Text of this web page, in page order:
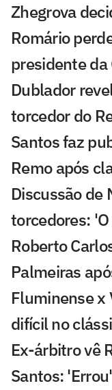
Zhegrova
Romário
presidente da
Dublador
torcedor do
Santos faz
Remo após
Discussão de
torcedores:
Roberto
Palmeiras
Fluminense x
difícil no
Ex-árbitro vê
Santos: 'Errou'